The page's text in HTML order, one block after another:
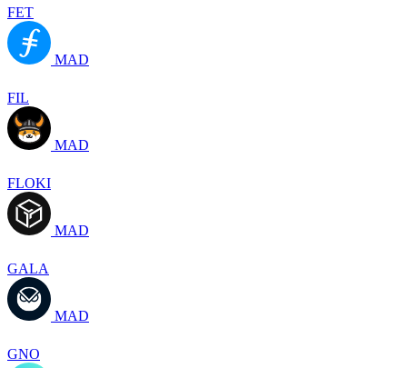
FET
MAD
FIL
MAD
FLOKI
MAD
GALA
MAD
GNO